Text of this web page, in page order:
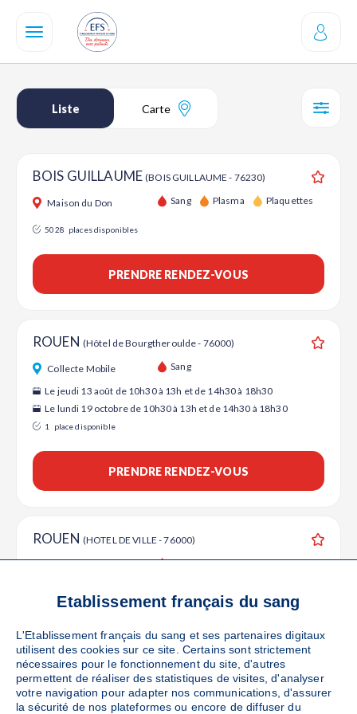
contenu
Liste Carte
BOIS GUILLAUME(BOIS GUILLAUME - 76230)
Maison du Don Sang Plasma Plaquettes
5028 places disponibles
PRENDRE RENDEZ-VOUS
ROUEN (Hôtel de Bourgtheroulde - 76000)
Collecte Mobile Sang
Le jeudi 13 août de 10h30 à 13h et de 14h30 à 18h30
Le lundi 19 octobre de 10h30 à 13h et de 14h30 à 18h30
1 place disponible
PRENDRE RENDEZ-VOUS
ROUEN (HOTEL DE VILLE - 76000)
Sang
Le jeudi 15 octobre de 10h30 à 13h et de 14h30 à 18h30
PRENDRE RENDEZ-VOUS
Etablissement français du sang
L'Etablissement français du sang et ses partenaires digitaux
utilisent des cookies sur ce site. Certains sont strictement
nécessaires pour le fonctionnement du site, d'autres
permettent de réaliser des statistiques de visites, d'analyser
votre navigation pour adapter nos communications, d'assurer
la sécurité de nos plateformes ou encore de diffuser du